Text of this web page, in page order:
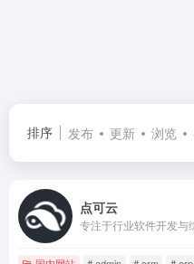
排序 发布 更新 浏览
点可云